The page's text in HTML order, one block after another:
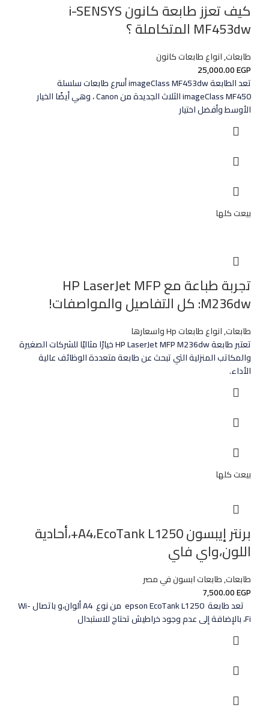
كيف تعزز طابعة كانون i-SENSYS
MF453dw المتكاملة ؟
طابعات,انواع طابعات كانون
25,000.00EGP
تعد الطابعة imageClass MF453dw أسرع طابعات سلسلة
imageClass MF450 الثلاث الجديدة من Canon ، وهي أيضًا الخيار
الأوسط وأفضل اختيار
بيعت كلها
تجربة طباعة مع HP LaserJet MFP
M236dw: كل التفاصيل والمواصفات!
طابعات,انواع طابعات Hp واسعارها
تعتبر طابعة HP LaserJet MFP M236dw خيارًا مثاليًا للشركات الصغيرة
والمكاتب المنزلية التي تبحث عن طابعة متعددة الوظائف عالية
الأداء.
بيعت كلها
برنتر إيبسون A4،EcoTank L1250+،أحادية
اللون،واي فاي
طابعات,طابعات ابسون في مصر
7,500.00EGP
تعد طابعة epson EcoTank L1250 من نوع A4 ألوان،و باتصال Wi-
Fi، بالإضافة إلى عدم وجود خراطيش تحتاج للاستبدال